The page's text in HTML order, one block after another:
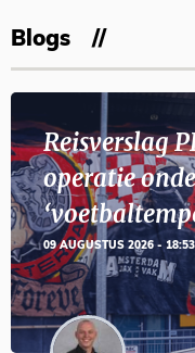
Blogs
Reisverslag
operatie
09 AUGUSTUS 2026 - 18:53